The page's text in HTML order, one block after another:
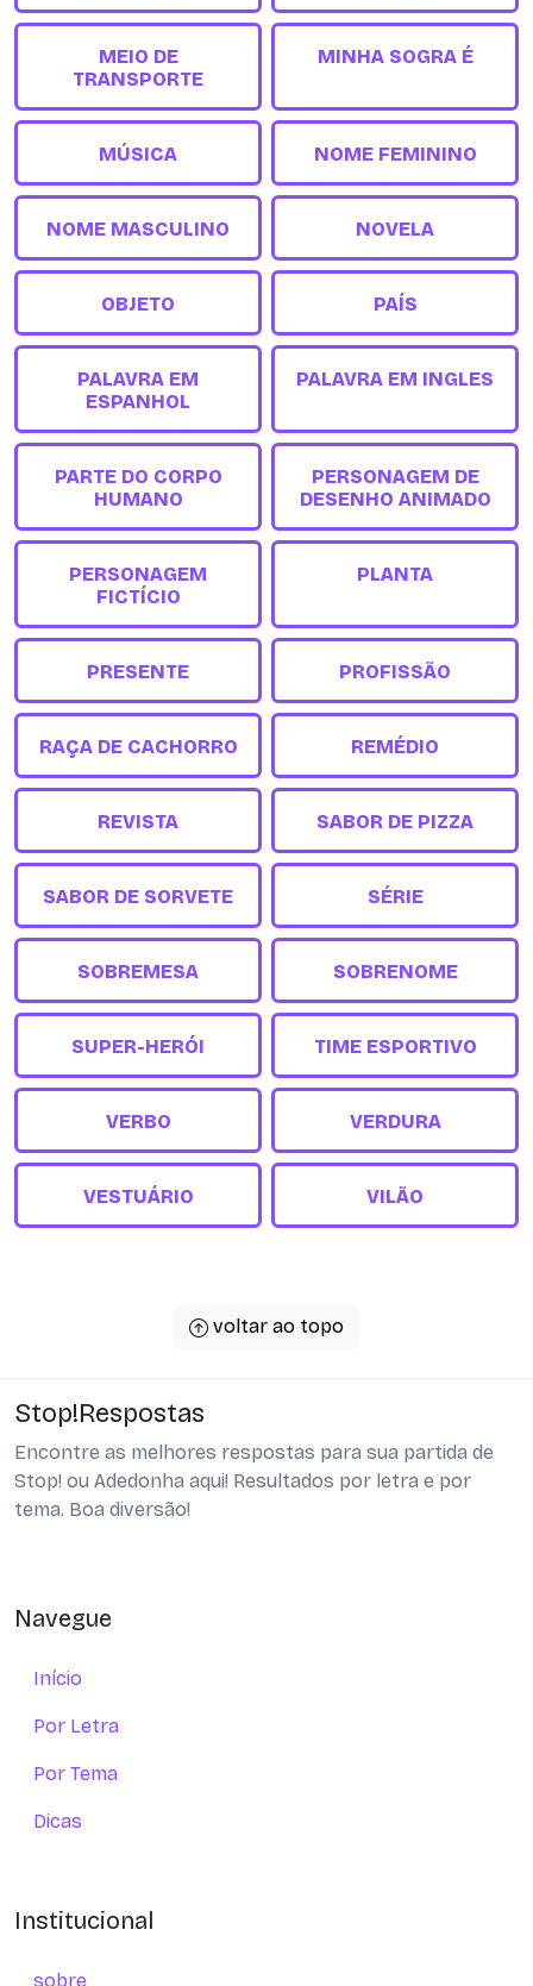
MEIO DE
TRANSPORTE
MINHA SOGRA É
MÚSICA NOME FEMININO
NOME MASCULINO NOVELA
OBJETO PAÍS
PALAVRA EM
ESPANHOL
PALAVRA EM INGLES
PARTE DO CORPO
HUMANO
PERSONAGEM DE
DESENHO ANIMADO
PERSONAGEM
FICTÍCIO
PLANTA
PRESENTE PROFISSÃO
RAÇA DE CACHORRO REMÉDIO
REVISTA SABOR DE PIZZA
SABOR DE SORVETE SÉRIE
SOBREMESA SOBRENOME
SUPER-HERÓI TIME ESPORTIVO
VERBO VERDURA
VESTUÁRIO VILÃO
voltar ao topo
Stop!Respostas
Encontre as melhores respostas para sua partida de
Stop! ou Adedonha aqui! Resultados por letra e por
tema. Boa diversão!
Navegue
Início
Por Letra
Por Tema
Dicas
Institucional
sobre